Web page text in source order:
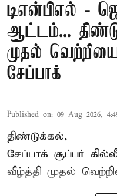
டிஎன்பிஎல் -
ஆட்டம்...
முதல்
சேப்பாக்
Published on: 09 Aug 2026,
திண்டுக்கல்,
சேப்பாக் சூப்பர்
வீழ்த்தி முதல்